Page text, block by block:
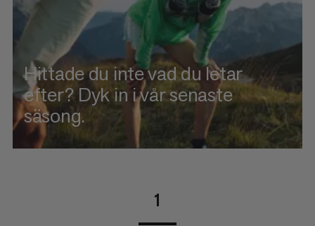
Hittade du inte vad du letar
efter? Dyk in i vår senaste
säsong.
1